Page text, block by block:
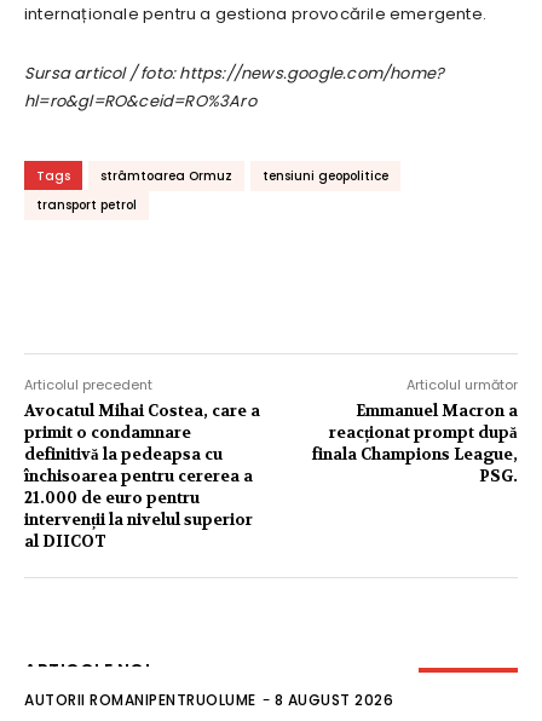
internaționale pentru a gestiona provocările emergente.
Sursa articol / foto: https://news.google.com/home?
hl=ro&gl=RO&ceid=RO%3Aro
Tags strâmtoarea Ormuz
tensiuni geopolitice
transport petrol
Articolul precedent
Avocatul Mihai Costea, care a
primit o condamnare
definitivă la pedeapsa cu
închisoarea pentru cererea a
21.000 de euro pentru
intervenții la nivelul superior
al DIICOT
Articolul următor
Emmanuel Macron a
reacționat prompt după
finala Champions League,
PSG.
ARTICOLE NOI
AUTORII ROMANIPENTRUOLUME - 8 AUGUST 2026